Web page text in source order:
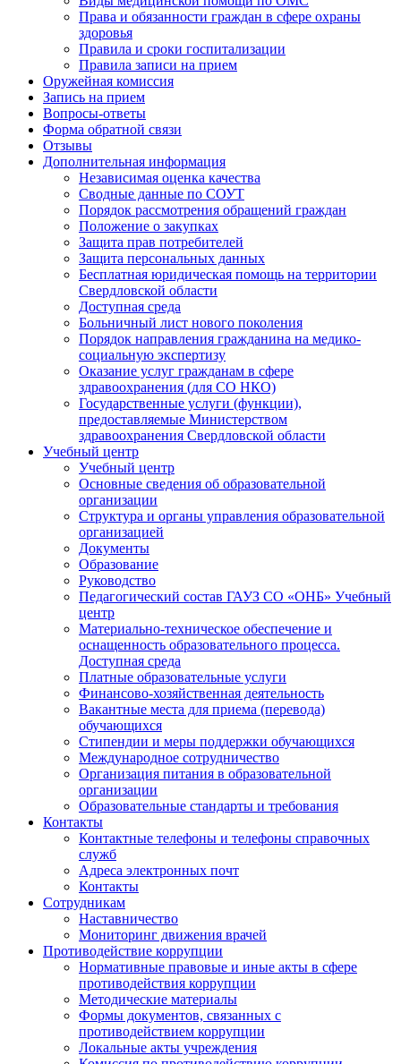
Права и обязанности граждан в сфере охраны
здоровья
Правила и сроки госпитализации
Правила записи на прием
Оружейная комиссия
Запись на прием
Вопросы-ответы
Форма обратной связи
Отзывы
Дополнительная информация
Независимая оценка качества
Сводные данные по СОУТ
Порядок рассмотрения обращений граждан
Положение о закупках
Защита прав потребителей
Защита персональных данных
Бесплатная юридическая помощь на территории
Свердловской области
Доступная среда
Больничный лист нового поколения
Порядок направления гражданина на медико-
социальную экспертизу
Оказание услуг гражданам в сфере
здравоохранения (для СО НКО)
Государственные услуги (функции),
предоставляемые Министерством
здравоохранения Свердловской области
Учебный центр
Учебный центр
Основные сведения об образовательной
организации
Структура и органы управления образовательной
организацией
Документы
Образование
Руководство
Педагогический состав ГАУЗ СО «ОНБ» Учебный
центр
Материально-техническое обеспечение и
оснащенность образовательного процесса.
Доступная среда
Платные образовательные услуги
Финансово-хозяйственная деятельность
Вакантные места для приема (перевода)
обучающихся
Стипендии и меры поддержки обучающихся
Международное сотрудничество
Организация питания в образовательной
организации
Образовательные стандарты и требования
Контакты
Контактные телефоны и телефоны справочных
служб
Адреса электронных почт
Контакты
Сотрудникам
Наставничество
Мониторинг движения врачей
Противодействие коррупции
Нормативные правовые и иные акты в сфере
противодействия коррупции
Методические материалы
Формы документов, связанных с
противодействием коррупции
Локальные акты учреждения